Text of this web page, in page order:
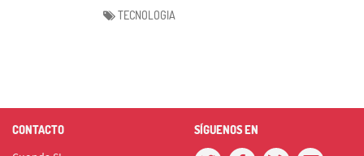
TECNOLOGIA
CONTACTO SÍGUENOS EN